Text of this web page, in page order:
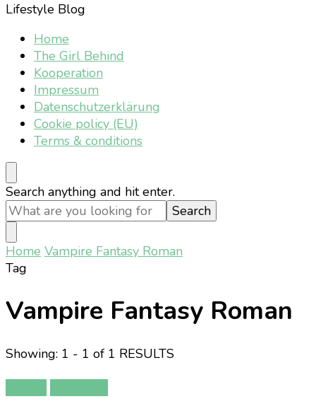
Lifestyle Blog
Home
The Girl Behind
Kooperation
Impressum
Datenschutzerklärung
Cookie policy (EU)
Terms & conditions
Looking
for
Something?
Search anything and hit enter.
Home Vampire Fantasy Roman
Tag
Vampire Fantasy Roman
Showing: 1 - 1 of 1 RESULTS